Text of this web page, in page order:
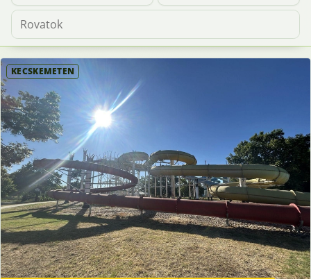
KECSKEMÉTEN